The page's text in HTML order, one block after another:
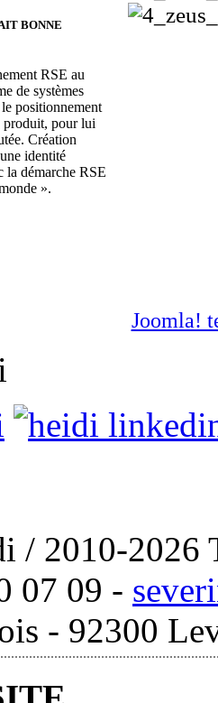
BONNE
RSE au
de systèmes
positionnement
produit, pour lui
Création
identité
la démarche RSE
».
Joomla!
/ 2010-2026
07 09 -
- 92300